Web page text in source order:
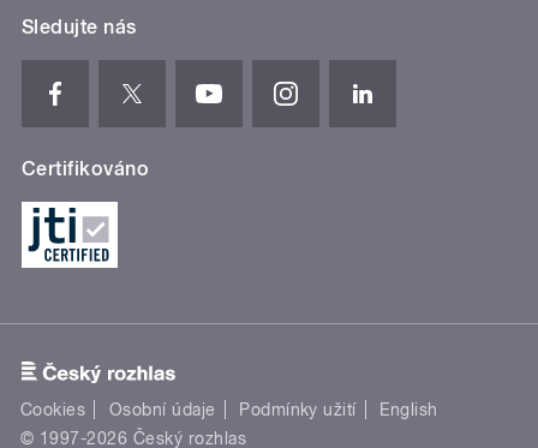
Sledujte nás
Certifikováno
Cookies Osobní údaje Podmínky užití
English
© 1997-2026 Český rozhlas